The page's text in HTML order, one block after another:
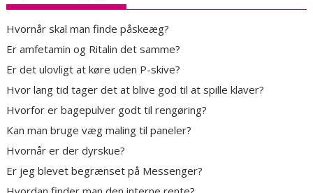
Hvornår skal man finde påskeæg?
Er amfetamin og Ritalin det samme?
Er det ulovligt at køre uden P-skive?
Hvor lang tid tager det at blive god til at spille klaver?
Hvorfor er bagepulver godt til rengøring?
Kan man bruge væg maling til paneler?
Hvornår er der dyrskue?
Er jeg blevet begrænset på Messenger?